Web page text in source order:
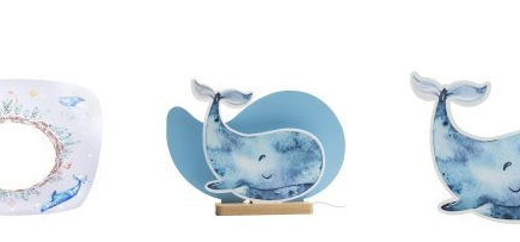
TOEVOEGEN
TOEVOEGEN